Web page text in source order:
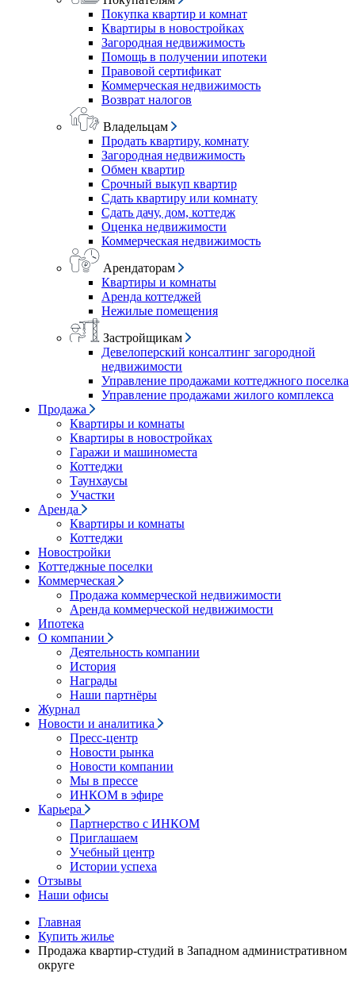
Покупка квартир и комнат
Квартиры в новостройках
Загородная недвижимость
Помощь в получении ипотеки
Правовой сертификат
Коммерческая недвижимость
Возврат налогов
Владельцам
Продать квартиру, комнату
Загородная недвижимость
Обмен квартир
Срочный выкуп квартир
Сдать квартиру или комнату
Сдать дачу, дом, коттедж
Оценка недвижимости
Коммерческая недвижимость
Арендаторам
Квартиры и комнаты
Аренда коттеджей
Нежилые помещения
Застройщикам
Девелоперский консалтинг загородной
недвижимости
Управление продажами коттеджного поселка
Управление продажами жилого комплекса
Продажа
Квартиры и комнаты
Квартиры в новостройках
Гаражи и машиноместа
Коттеджи
Таунхаусы
Участки
Аренда
Квартиры и комнаты
Коттеджи
Новостройки
Коттеджные поселки
Коммерческая
Продажа коммерческой недвижимости
Аренда коммерческой недвижимости
Ипотека
О компании
Деятельность компании
История
Награды
Наши партнёры
Журнал
Новости и аналитика
Пресс-центр
Новости рынка
Новости компании
Мы в прессе
ИНКОМ в эфире
Карьера
Партнерство с ИНКОМ
Приглашаем
Учебный центр
Истории успеха
Отзывы
Наши офисы
Главная
Купить жилье
Продажа квартир-студий в Западном административном
округе